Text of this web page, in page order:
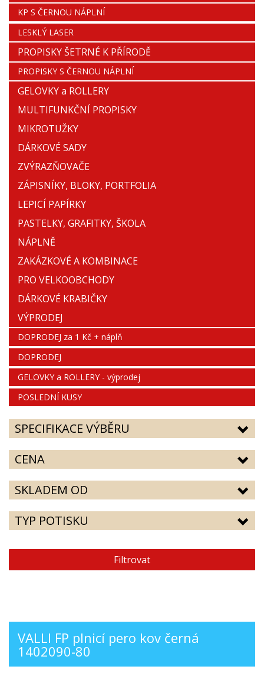
KP S ČERNOU NÁPLNÍ
LESKLÝ LASER
PROPISKY ŠETRNÉ K PŘÍRODĚ
PROPISKY S ČERNOU NÁPLNÍ
GELOVKY a ROLLERY
MULTIFUNKČNÍ PROPISKY
MIKROTUŽKY
DÁRKOVÉ SADY
ZVÝRAZŇOVAČE
ZÁPISNÍKY, BLOKY, PORTFOLIA
LEPICÍ PAPÍRKY
PASTELKY, GRAFITKY, ŠKOLA
NÁPLNĚ
ZAKÁZKOVÉ A KOMBINACE
PRO VELKOOBCHODY
DÁRKOVÉ KRABIČKY
VÝPRODEJ
DOPRODEJ za 1 Kč + náplň
DOPRODEJ
GELOVKY a ROLLERY - výprodej
POSLEDNÍ KUSY
SPECIFIKACE VÝBĚRU
CENA
SKLADEM OD
TYP POTISKU
Filtrovat
VALLI FP plnicí pero kov černá
1402090-80